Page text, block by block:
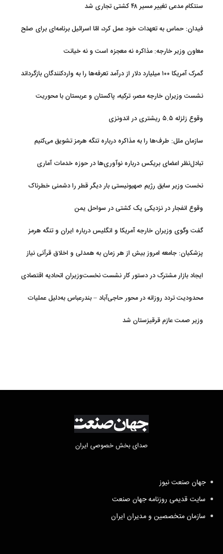
سنتکام مدعی تغییر مسیر ۴۸ کشتی تجاری شد
فیدان: حماس به تعهدات خود عمل کرد، امّا اسرائیل برنامه‌ای برای صلح
معاون وزیر خارجه: مذاکره نه معجزه است و نه خیانت
گمرک آمریکا ۱۰۰ میلیارد دلار از درآمد تعرفه‌ها را به واردکنندگان بازگرداند
نشست وزیران خارجه مصر، ترکیه، پاکستان و عربستان با محوریت
وقوع زلزله ۵.۵ ریشتری در اندونزی
سازمان ملل: طرف‌ها را به مذاکره درباره تنگه هرمز تشویق می‌کنیم
تبادل‌نظر اعضای بریکس درباره نوآوری‌ها در حوزه خدمات آماری
نخست وزیر سابق رژیم صهیونیستی بار دیگر قطر را دشمنی خطرناک
وقوع انفجار در نزدیکی یک کشتی در سواحل یمن
گفت وگوی وزیران خارجه آمریکا و انگلیس درباره ایران و تنگه هرمز
پزشکیان: جامعه امروز بیش از هر زمان به همدلی و اخلاق قرآنی نیاز
ایجاد بازار مشترک در دستور کار نشست نخست‌وزیران اتحادیه اقتصادی
محدودیت تردد روزانه در محور حاجی‌آباد – بندرعباس به‌دلیل عملیات
وزیر صمت عازم قرقیزستان شد
صدای بخش خصوصی ایران
جهان صنعت نیوز
سایت قدیمی روزنامه جهان صنعت
سازمان متخصصین و مدیران ایران